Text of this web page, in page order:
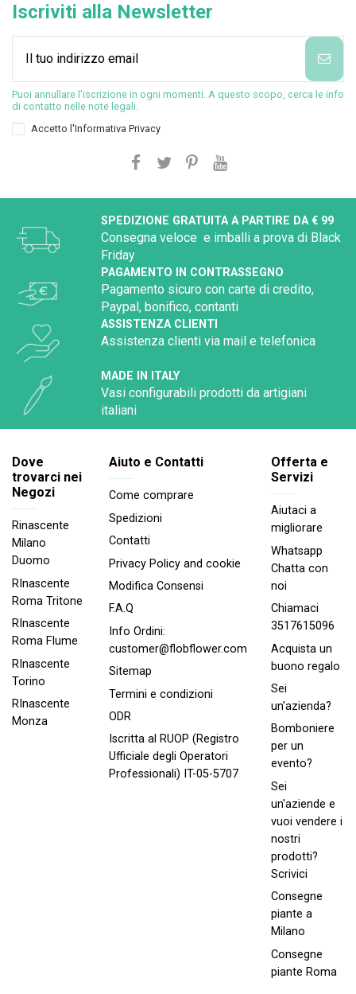
Iscriviti alla Newsletter
Puoi annullare l'iscrizione in ogni momenti. A questo scopo, cerca le info
di contatto nelle note legali.
Accetto l'Informativa Privacy
SPEDIZIONE GRATUITA A PARTIRE DA € 99
Consegna veloce e imballi a prova di Black
Friday
PAGAMENTO IN CONTRASSEGNO
Pagamento sicuro con carte di credito,
Paypal, bonifico, contanti
ASSISTENZA CLIENTI
Assistenza clienti via mail e telefonica
MADE IN ITALY
Vasi configurabili prodotti da artigiani
italiani
Dove
trovarci nei
Negozi
Rinascente
Milano
Duomo
RInascente
Roma Tritone
RInascente
Roma FIume
RInascente
Torino
RInascente
Monza
Aiuto e Contatti
Come comprare
Spedizioni
Contatti
Privacy Policy and cookie
Modifica Consensi
F.A.Q
Info Ordini:
customer@flobflower.com
Sitemap
Termini e condizioni
ODR
Iscritta al RUOP (Registro
Ufficiale degli Operatori
Professionali) IT-05-5707
Offerta e
Servizi
Aiutaci a
migliorare
Whatsapp
Chatta con
noi
Chiamaci
3517615096
Acquista un
buono regalo
Sei
un'azienda?
Bomboniere
per un
evento?
Sei
un'aziende e
vuoi vendere i
nostri
prodotti?
Scrivici
Consegne
piante a
Milano
Consegne
piante Roma